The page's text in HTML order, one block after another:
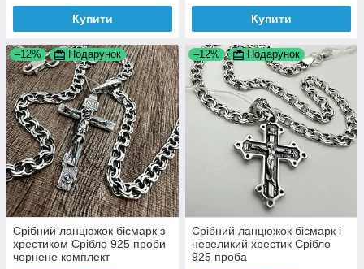
Купити Купити
–12% Подарунок
Срібний ланцюжок бісмарк з
хрестиком Срібло 925 проби
чорнене комплект
–12% Подарунок
Срібний ланцюжок бісмарк і
невеликий хрестик Срібло
925 проба